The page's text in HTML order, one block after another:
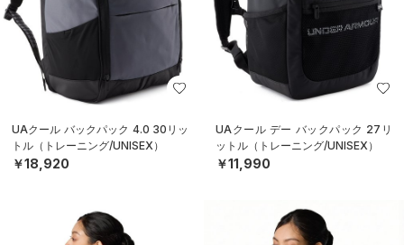
UAクール バックパック 4.0 30リッ
トル（トレーニング/UNISEX）
￥18,920
UAクール デー バックパック 27リ
ットル（トレーニング/UNISEX）
￥11,990